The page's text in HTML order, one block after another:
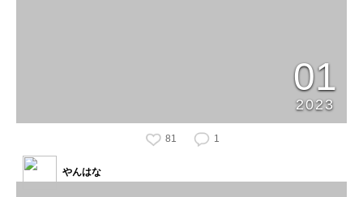
01
2023
81 1
やんはな